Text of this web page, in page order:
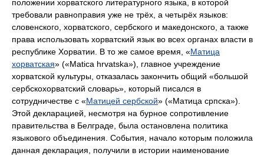
положении хорватского литературного языка, в которой
требовали равноправия уже не трёх, а четырёх языков:
словенского, хорватского, сербского и македонского, а также
права использовать хорватский язык во всех органах власти в
республике Хорватии. В то же самое время, «Матица
хорватская» («Matica hrvatska»), главное учреждение
хорватской культуры, отказалась закончить общий «большой
сербскохорватский словарь», который писался в
сотрудничестве с «Матицей сербской» («Матица српска»).
Этой декларацией, несмотря на бурное сопротивление
правительства в Белграде, была остановлена политика
языкового объединения. События, начало которым положила
данная декларация, получили в истории наименование